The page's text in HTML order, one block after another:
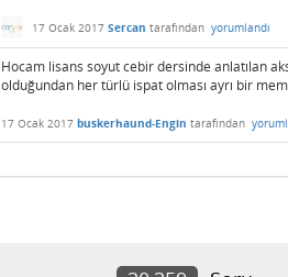
17 Ocak 2017 Sercan tarafından yorumlandı
Hocam lisans soyut cebir dersinde anlatılan
olduğundan her türlü ispat olması ayrı bir
17 Ocak 2017 buskerhaund-Engin tarafından